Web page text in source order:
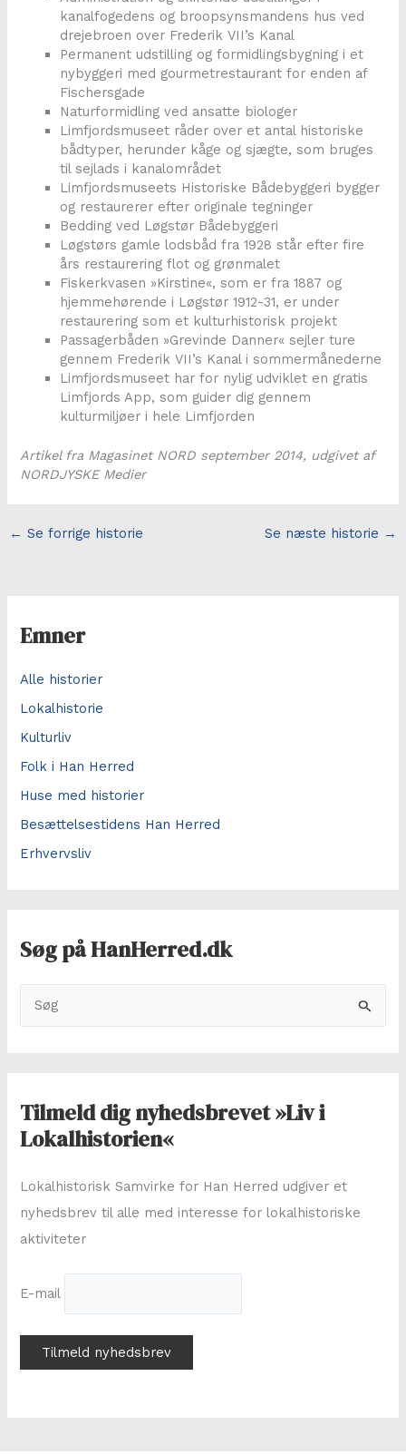
kanalfogedens og broopsynsmandens hus ved
drejebroen over Frederik VII’s Kanal
Permanent udstilling og formidlingsbygning i et
nybyggeri med gourmetrestaurant for enden af
Fischersgade
Naturformidling ved ansatte biologer
Limfjordsmuseet råder over et antal historiske
bådtyper, herunder kåge og sjægte, som bruges
til sejlads i kanalområdet
Limfjordsmuseets Historiske Bådebyggeri bygger
og restaurerer efter originale tegninger
Bedding ved Løgstør Bådebyggeri
Løgstørs gamle lodsbåd fra 1928 står efter fire
års restaurering flot og grønmalet
Fiskerkvasen »Kirstine«, som er fra 1887 og
hjemmehørende i Løgstør 1912-31, er under
restaurering som et kulturhistorisk projekt
Passagerbåden »Grevinde Danner« sejler ture
gennem Frederik VII’s Kanal i sommermånederne
Limfjordsmuseet har for nylig udviklet en gratis
Limfjords App, som guider dig gennem
kulturmiljøer i hele Limfjorden
Artikel fra Magasinet NORD september 2014, udgivet af
NORDJYSKE Medier
← Se forrige historie Se næste historie →
Emner
Alle historier
Lokalhistorie
Kulturliv
Folk i Han Herred
Huse med historier
Besættelsestidens Han Herred
Erhvervsliv
Søg på HanHerred.dk
r
Tilmeld dig nyhedsbrevet »Liv i
Lokalhistorien«
Lokalhistorisk Samvirke for Han Herred udgiver et
nyhedsbrev til alle med interesse for lokalhistoriske
aktiviteter
E-mail